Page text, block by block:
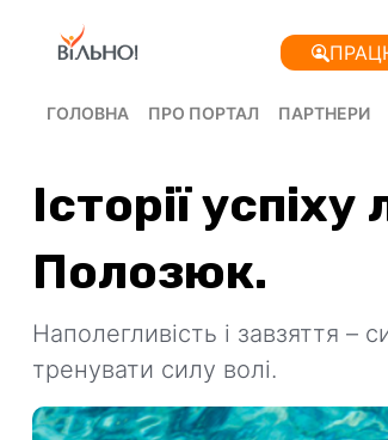
ГОЛОВНА ПРО ПОРТАЛ ПАРТНЕРИ
Історії
Полозюк.
Наполегливість і завзяття –
тренувати силу волі.